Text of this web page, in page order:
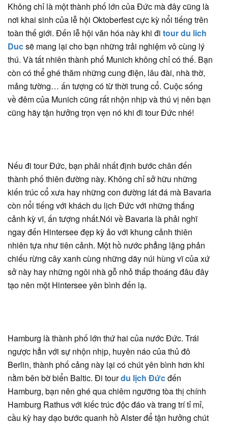
Không chỉ là một thành phố lớn của Đức mà đây cũng là
nơi khai sinh của lễ hội Oktoberfest cực kỳ nổi tiếng trên
toàn thế giới. Đến lễ hội văn hóa này khi đi tour du lich
Ducsẽ mang lại cho bạn những trải nghiệm vô cùng lý
thú. Và tất nhiên thành phố Munich không chỉ có thế. Bạn
còn có thể ghé thăm những cung điện, lâu đài, nhà thờ,
mảng tường… ấn tượng có từ thời trung cổ. Cuộc sống
về đêm của Munich cũng rất nhộn nhịp và thú vị nên bạn
cũng hãy tận hưởng trọn vẹn nó khi đi tour Đức nhé!
Nếu đi tour Đức, bạn phải nhất định bước chân đến
thành phố thiên đường này. Không chỉ sở hữu những
kiến trúc cổ xưa hay những con đường lát đá mà Bavaria
còn nổi tiếng với khách du lịch Đức với những thắng
cảnh kỳ vĩ, ấn tượng nhất.Nói về Bavaria là phải nghĩ
ngay đến Hintersee đẹp kỳ ảo với khung cảnh thiên
nhiên tựa như tiên cảnh. Một hồ nước phẳng lặng phản
chiếu rừng cây xanh cùng những dãy núi hùng vĩ của xứ
sở này hay những ngôi nhà gỗ nhỏ thấp thoáng đâu đây
tạo nên một Hintersee yên bình đến lạ.
Hamburg là thành phố lớn thứ hai của nước Đức. Trái
ngược hẳn với sự nhộn nhịp, huyên náo của thủ đô
Berlin, thành phố cảng này lại có chút yên bình hơn khi
nằm bên bờ biển Baltic. Đi tourdu lịch Đứcđến
Hamburg, bạn nên ghé qua chiêm ngưỡng tòa thị chính
Hamburg Rathus với kiếc trúc độc đáo và trang trí tỉ mỉ,
cầu kỳ hay dạo bước quanh hồ Alster để tận hưởng chút